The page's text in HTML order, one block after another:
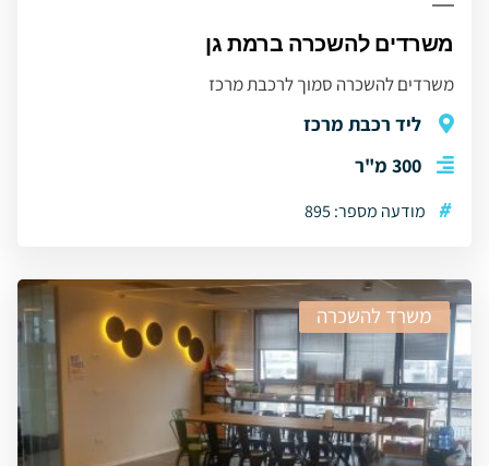
משרדים להשכרה ברמת גן
משרדים להשכרה סמוך לרכבת מרכז
ליד רכבת מרכז
300 מ"ר
# מודעה מספר: 895
משרד להשכרה